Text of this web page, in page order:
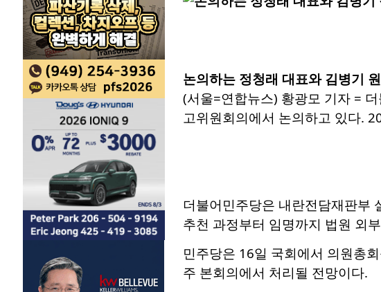
논의하는 정청래 대표와 김병기
(서울=연합뉴스) 황광모 기자 =
고위원회의에서 논의하고 있다.
더불어민주당은 내란전담재판부
추천 과정부터 임명까지 법원 외
민주당은 16일 국회에서 의원총
주 본회의에서 처리될 전망이다.